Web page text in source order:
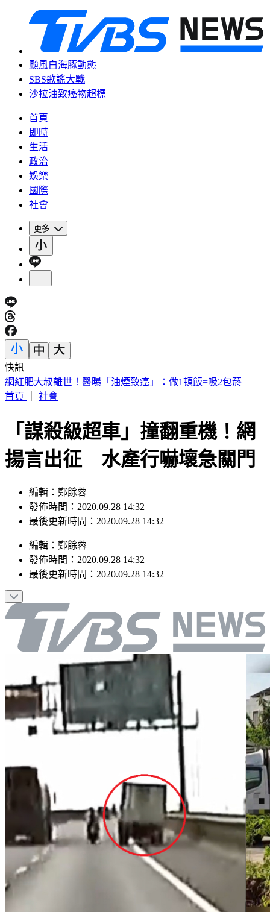
颱風白海豚動態
SBS歌謠大戰
沙拉油致癌物超標
首頁
即時
生活
政治
娛樂
國際
社會
更多
快訊
北市6旬老姊姊大街狂毆56歲弟 背後心酸原因曝
首頁
社會
「謀殺級超車」撞翻重機！網
揚言出征 水產行嚇壞急關門
編輯：鄭餘蓉
發佈時間：2020.09.28 14:32
最後更新時間：2020.09.28 14:32
編輯 ： 鄭餘蓉
發佈時間： 2020.09.28 14:32
最後更新時間： 2020.09.28 14:32